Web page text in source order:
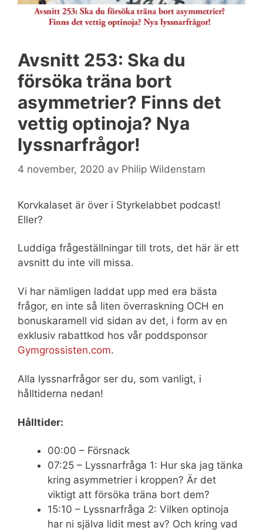
Avsnitt 253: Ska du
försöka träna bort
asymmetrier? Finns det
vettig optinoja? Nya
lyssnarfrågor!
4 november, 2020 av Philip Wildenstam
Korvkalaset är över i Styrkelabbet podcast!
Eller?
Luddiga frågeställningar till trots, det här är ett
avsnitt du inte vill missa.
Vi har nämligen laddat upp med era bästa
frågor, en inte så liten överraskning OCH en
bonuskaramell vid sidan av det, i form av en
exklusiv rabattkod hos vår poddsponsor
Gymgrossisten.com.
Alla lyssnarfrågor ser du, som vanligt, i
hålltiderna nedan!
Hålltider:
00:00 – Försnack
07:25 – Lyssnarfråga 1: Hur ska jag tänka
kring asymmetrier i kroppen? Är det
viktigt att försöka träna bort dem?
15:10 – Lyssnarfråga 2: Vilken optinoja
har ni själva lidit mest av? Och kring vad